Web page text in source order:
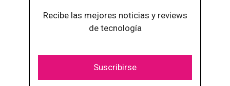
Recibe las mejores noticias y reviews
de tecnología
Suscribirse